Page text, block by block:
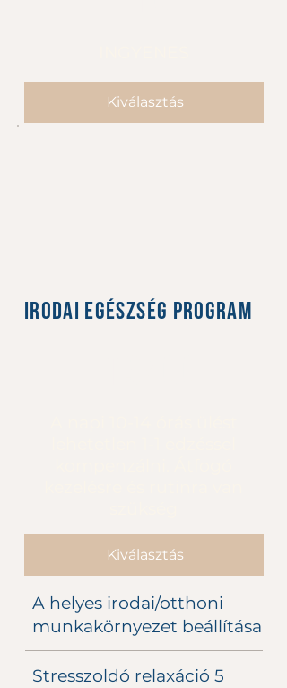
Kiválasztás
Irodai Egészség Program
Kiválasztás
A helyes irodai/otthoni
munkakörnyezet beállítása
Stresszoldó relaxáció 5